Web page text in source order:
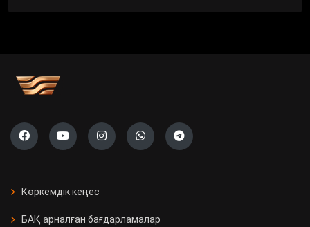
Көркемдік кеңес
БАҚ арналған бағдарламалар